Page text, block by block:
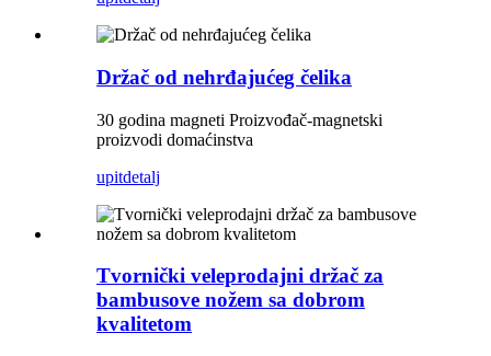
Držač od nehrđajućeg čelika
30 godina magneti Proizvođač-magnetski
proizvodi domaćinstva
upitdetalj
Tvornički veleprodajni držač za
bambusove nožem sa dobrom
kvalitetom